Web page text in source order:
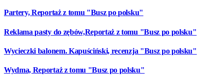
Partery, Reportaż z tomu "Busz po polsku"
Reklama pasty do zębów,Reportaż z tomu "Busz po polsku"
Wycieczki balonem. Kapuściński, recenzja "Busz po polsku"
Wydma, Reportaż z tomu "Busz po polsku"